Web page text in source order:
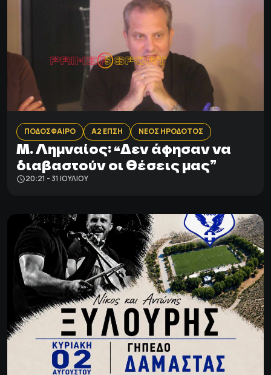
ΠΟΔΟΣΦΑΙΡΟ Α2 ΕΠΣΗ ΝΕΟΣ ΗΡΟΔΟΤΟΣ
Μ. Λημναίος: “Δεν άφησαν να
διαβαστούν οι θέσεις μας”
20:21 - 31 ΙΟΥΛΊΟΥ